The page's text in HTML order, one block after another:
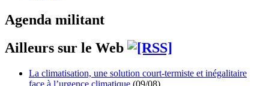
Agenda militant
Ailleurs sur le Web
La climatisation, une solution court-termiste et inégalitaire
face à l’urgence climatique (09/08)